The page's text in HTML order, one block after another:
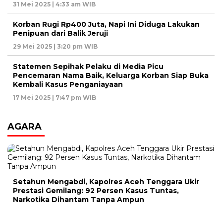
31 Mei 2025 | 4:33 am WIB
Korban Rugi Rp400 Juta, Napi Ini Diduga Lakukan
Penipuan dari Balik Jeruji
29 Mei 2025 | 3:20 pm WIB
Statemen Sepihak Pelaku di Media Picu
Pencemaran Nama Baik, Keluarga Korban Siap Buka
Kembali Kasus Penganiayaan
17 Mei 2025 | 7:47 pm WIB
AGARA
Setahun Mengabdi, Kapolres Aceh Tenggara Ukir
Prestasi Gemilang: 92 Persen Kasus Tuntas,
Narkotika Dihantam Tanpa Ampun